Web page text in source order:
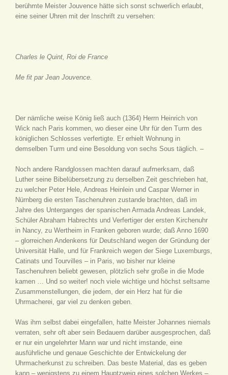
berühmte Meister Jouvence hätte sich sonst schwerlich erlaubt,
eine seiner Uhren mit der Inschrift zu versehen:
Charles le Quint, Roi de France
Me fit par Jean Jouvence.
Der nämliche weise König ließ auch (1364) Herrn Heinrich von
Wick nach Paris kommen, wo dieser eine Uhr für den Turm des
königlichen Schlosses verfertigte. Er erhielt Wohnung in
demselben Turm und eine Besoldung von sechs Sous täglich. –
Noch andere Randglossen machten darauf aufmerksam, daß
Luther seine Bibelübersetzung zu derselben Zeit geschrieben hat,
zu welcher Peter Hele, Andreas Heinlein und Caspar Werner in
Nürnberg die ersten Taschenuhren zustande brachten, daß im
Jahre des Unterganges der spanischen Armada Andreas Landek,
Schüler Abraham Habrechts und Verfertiger der ersten Kirchenuhr
in Nancy, zu Wertheim in Franken geboren wurde; daß Anno 1690
– glorreichen Andenkens für Deutschland wegen der Gründung der
Universität Halle, und für Frankreich wegen der Siege Luxemburgs,
Catinats und Tourvilles – in Paris, wo bisher nur kleine
Taschenuhren beliebt gewesen, plötzlich sehr große in die Mode
kamen … Und so weiter! noch viele wichtige und höchst seltsame
Zusammenstellungen, die jedem, der ein Herz hat für die
Uhrmacherei, gar viel zu denken geben.
Was ihm selbst dabei eingefallen, hatte Meister Johannes niemals
verraten, sehr oft aber sein Bedauern darüber ausgesprochen, daß
er nur ein ungelehrter Mann war und nicht imstande, eine
ausführliche und genaue Geschichte der Entwickelung der
Uhrmacherkunst zu schreiben. Das beste Material, das es geben
kann – wenigstens zu einem Hauptzweig eines solchen Werkes –,